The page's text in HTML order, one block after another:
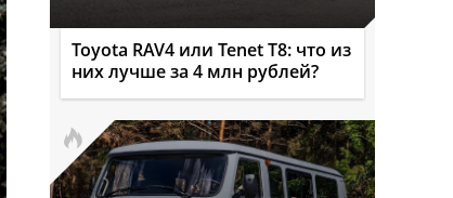
Toyota RAV4 или Tenet T8: что из
них лучше за 4 млн рублей?